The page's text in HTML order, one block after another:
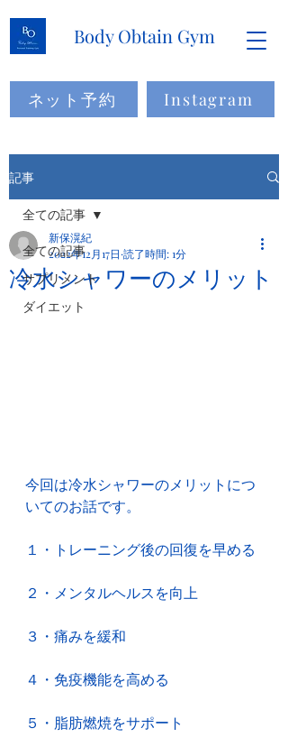
Body Obtain Gym
ネット予約 Instagram
記事
全ての記事
サプリメント
ダイエット
全ての記事
冷水シャワーのメリット
新保滉紀
2022年12月17日 読了時間: 1分
今回は冷水シャワーのメリットにつ
いてのお話です。
１・トレーニング後の回復を早める
２・メンタルヘルスを向上
３・痛みを緩和
４・免疫機能を高める
５・脂肪燃焼をサポート